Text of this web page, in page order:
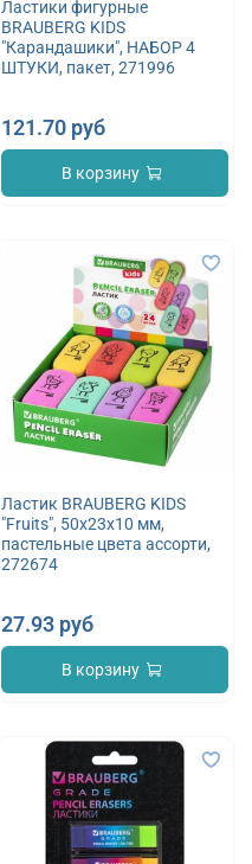
Ластики фигурные
BRAUBERG KIDS
"Карандашики", НАБОР 4
ШТУКИ, пакет, 271996
121.70 руб
В корзину
Ластик BRAUBERG KIDS
"Fruits", 50х23х10 мм,
пастельные цвета ассорти,
272674
27.93 руб
В корзину